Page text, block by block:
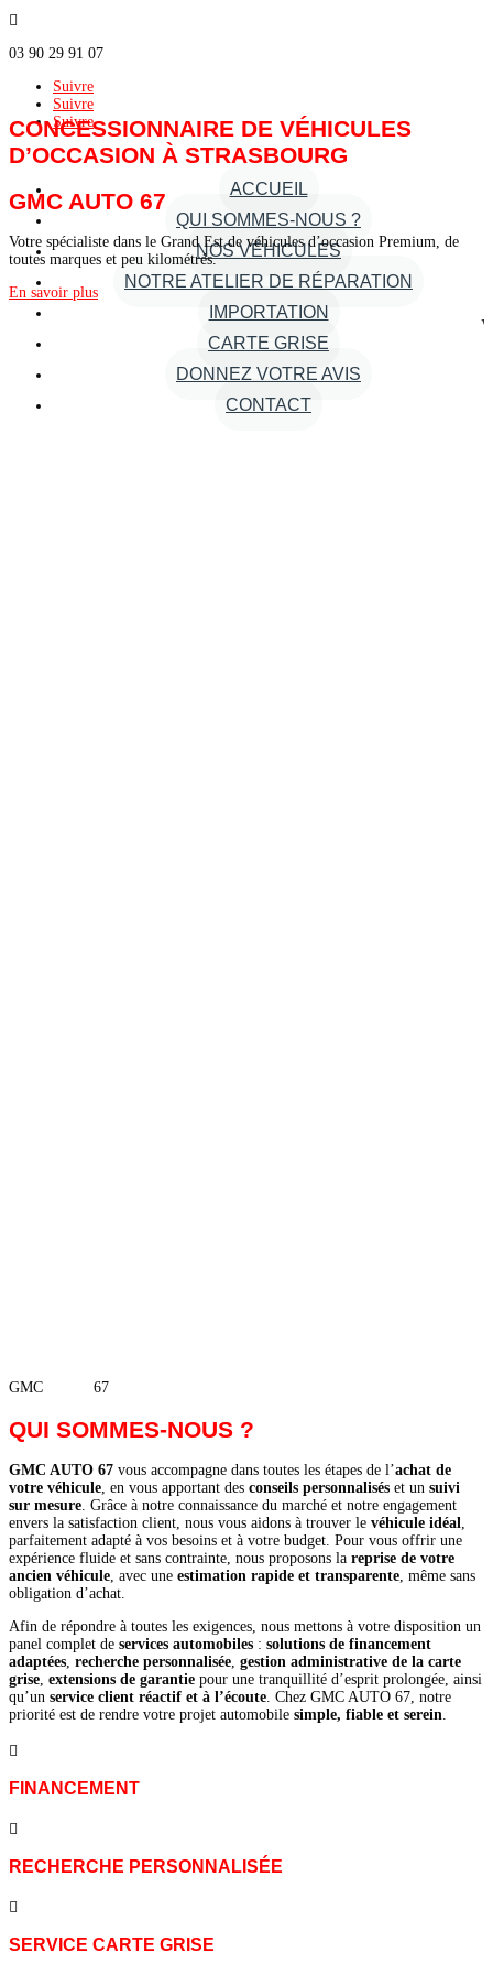

03 90 29 91 07
Suivre
Suivre
Suivre
ACCUEIL
QUI SOMMES-NOUS ?
NOS VÉHICULES
NOTRE ATELIER DE RÉPARATION
IMPORTATION
CARTE GRISE
DONNEZ VOTRE AVIS
CONTACT
CONCESSIONNAIRE DE VÉHICULES
D’OCCASION À STRASBOURG
GMC AUTO 67
Votre spécialiste dans le Grand Est de véhicules d’occasion Premium, de
toutes marques et peu kilométrés.
En savoir plus
GMC 67
QUI SOMMES-NOUS ?
GMC AUTO 67 vous accompagne dans toutes les étapes de l’achat de
votre véhicule, en vous apportant des conseils personnalisés et un suivi
sur mesure. Grâce à notre connaissance du marché et notre engagement
envers la satisfaction client, nous vous aidons à trouver le véhicule idéal,
parfaitement adapté à vos besoins et à votre budget. Pour vous offrir une
expérience fluide et sans contrainte, nous proposons la reprise de votre
ancien véhicule, avec une estimation rapide et transparente, même sans
obligation d’achat.
Afin de répondre à toutes les exigences, nous mettons à votre disposition un
panel complet de services automobiles : solutions de financement
adaptées, recherche personnalisée, gestion administrative de la carte
grise, extensions de garantie pour une tranquillité d’esprit prolongée, ainsi
qu’un service client réactif et à l’écoute. Chez GMC AUTO 67, notre
priorité est de rendre votre projet automobile simple, fiable et serein.

FINANCEMENT

RECHERCHE PERSONNALISÉE

SERVICE CARTE GRISE